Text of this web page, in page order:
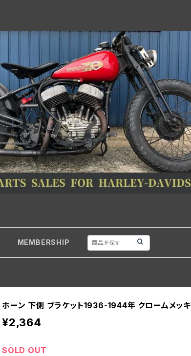
MEMBERSHIP
ホーン 下側 ブラケット1936-1944年 クロームメッキ
¥2,364
SOLD OUT